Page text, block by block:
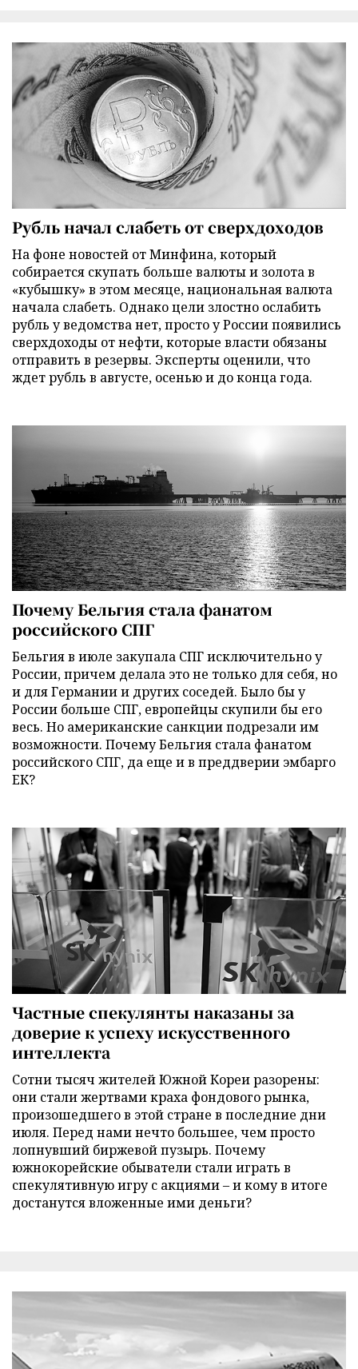
Рубль начал слабеть от сверхдоходов
На фоне новостей от Минфина, который
собирается скупать больше валюты и золота в
«кубышку» в этом месяце, национальная валюта
начала слабеть. Однако цели злостно ослабить
рубль у ведомства нет, просто у России появились
сверхдоходы от нефти, которые власти обязаны
отправить в резервы. Эксперты оценили, что
ждет рубль в августе, осенью и до конца года.
Почему Бельгия стала фанатом
российского СПГ
Бельгия в июле закупала СПГ исключительно у
России, причем делала это не только для себя, но
и для Германии и других соседей. Было бы у
России больше СПГ, европейцы скупили бы его
весь. Но американские санкции подрезали им
возможности. Почему Бельгия стала фанатом
российского СПГ, да еще и в преддверии эмбарго
ЕК?
Частные спекулянты наказаны за
доверие к успеху искусственного
интеллекта
Сотни тысяч жителей Южной Кореи разорены:
они стали жертвами краха фондового рынка,
произошедшего в этой стране в последние дни
июля. Перед нами нечто большее, чем просто
лопнувший биржевой пузырь. Почему
южнокорейские обыватели стали играть в
спекулятивную игру с акциями – и кому в итоге
достанутся вложенные ими деньги?